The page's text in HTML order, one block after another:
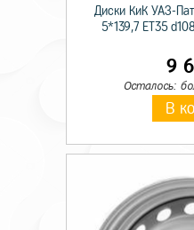
Диски КиК УАЗ-
5*139,7 ET35
9
Осталось:
В